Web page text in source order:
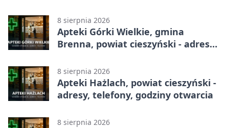
8 sierpnia 2026
Apteki Górki Wielkie, gmina
Brenna, powiat cieszyński - adresy,
8 sierpnia 2026
Apteki Hażlach, powiat cieszyński -
adresy, telefony, godziny otwarcia
8 sierpnia 2026